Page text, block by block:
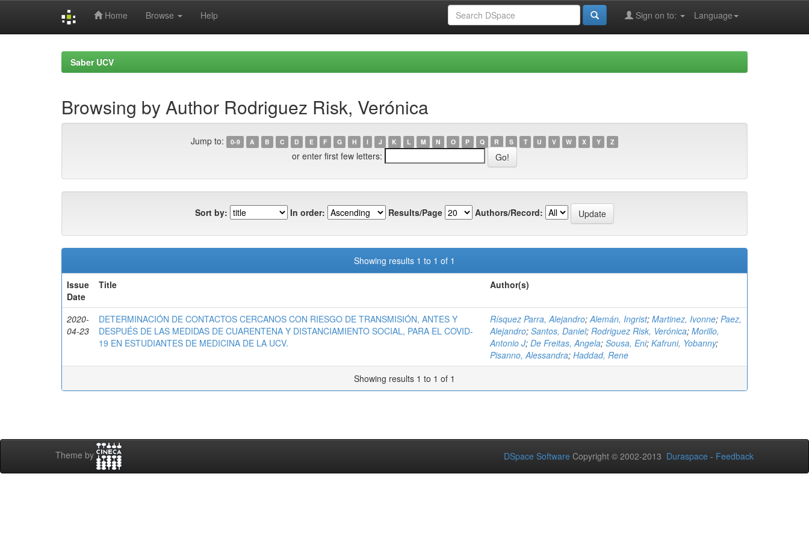
Home Browse Help Language
Sign on to:
Saber UCV
Browsing by Author Rodriguez Risk, Verónica
Jump to: 0-9 A B C D E F G H I J K L M N O P Q R S T U V W X Y Z
or enter first few letters:
Sort by: In order: Results/Page Authors/Record:
Showing results 1 to 1 of 1
Issue
Date
Title Author(s)
2020-
04-23
DETERMINACIÓN DE CONTACTOS CERCANOS CON RIESGO DE TRANSMISIÓN, ANTES Y
DESPUÉS DE LAS MEDIDAS DE CUARENTENA Y DISTANCIAMIENTO SOCIAL, PARA EL COVID-
19 EN ESTUDIANTES DE MEDICINA DE LA UCV.
Rísquez Parra, Alejandro;Alemán, Ingrist; Martinez, Ivonne; Paez,
Alejandro; Santos, Daniel; Rodriguez Risk, Verónica; Morillo,
Antonio J; De Freitas, Angela; Sousa, Eni; Kafruni, Yobanny;
Pisanno, Alessandra; Haddad, Rene
Showing results 1 to 1 of 1
Theme by DSpace Software Copyright © 2002-2013 Duraspace - Feedback